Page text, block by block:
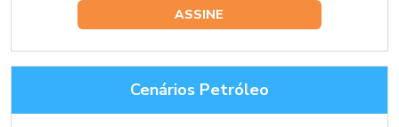
ASSINE
Cenários Petróleo